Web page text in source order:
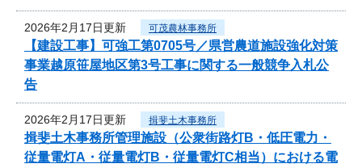
2026年2月17日更新 可茂農林事務所
【建設工事】可強工第0705号／県営農道施設強化対策
事業越原笹屋地区第3号工事に関する一般競争入札公
告
2026年2月17日更新 揖斐土木事務所
揖斐土木事務所管理施設（公衆街路灯B・低圧電力・
従量電灯A・従量電灯B・従量電灯C相当）における電